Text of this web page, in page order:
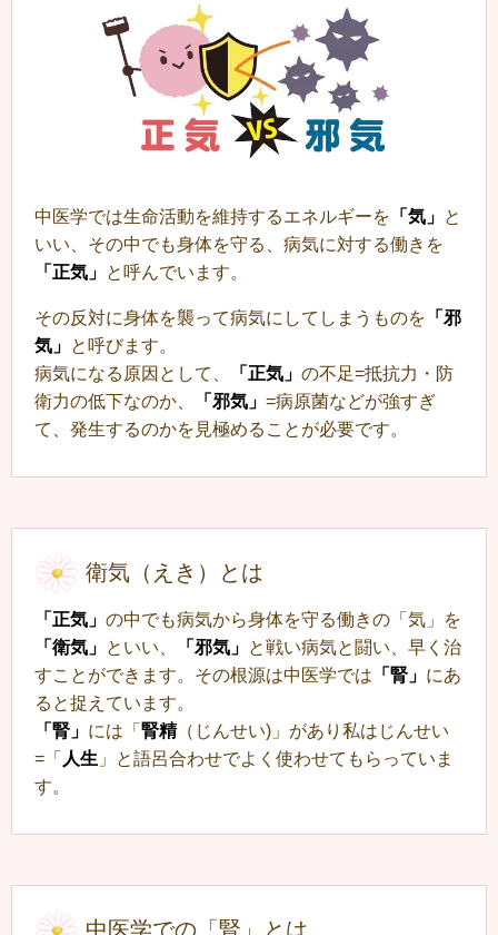
中医学では生命活動を維持するエネルギーを 「気」 と
いい、その中でも身体を守る、病気に対する働きを
「正気」 と呼んでいます。
その反対に身体を襲って病気にしてしまうものを 「邪
気」 と呼びます。
病気になる原因として、
「正気」 の不足=抵抗力・防
衛力の低下なのか、
「邪気」 =病原菌などが強すぎ
て、発生するのかを見極めることが必要です。
衛気（えき）とは
「正気」 の中でも病気から身体を守る働きの「気」を
「衛気」 といい、 「邪気」 と戦い病気と闘い、早く治
すことができます。その根源は中医学では 「腎」 にあ
ると捉えています。
「腎」 には「 腎精（じんせい)」があり私はじんせい
=「 人生 」と語呂合わせでよく使わせてもらっていま
す。
中医学での「腎」とは